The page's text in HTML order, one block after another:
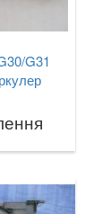
G31